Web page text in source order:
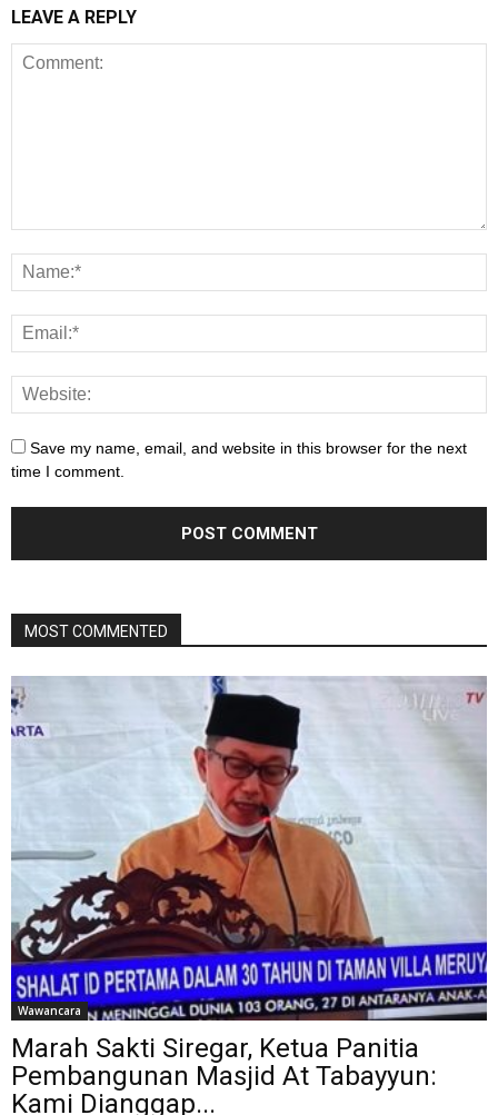
LEAVE A REPLY
Save my name, email, and website in this browser for the next
time I comment.
MOST COMMENTED
Wawancara
Marah Sakti Siregar, Ketua Panitia
Pembangunan Masjid At Tabayyun:
Kami Dianggap...